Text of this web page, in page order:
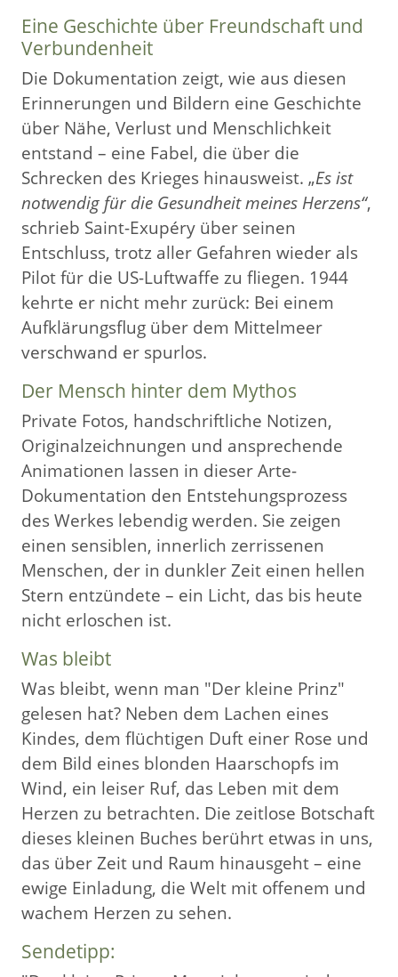
Eine Geschichte über Freundschaft und
Verbundenheit
Die Dokumentation zeigt, wie aus diesen
Erinnerungen und Bildern eine Geschichte
über Nähe, Verlust und Menschlichkeit
entstand – eine Fabel, die über die
Schrecken des Krieges hinausweist. „Es ist
notwendig für die Gesundheit meines Herzens“,
schrieb Saint-Exupéry über seinen
Entschluss, trotz aller Gefahren wieder als
Pilot für die US-Luftwaffe zu fliegen. 1944
kehrte er nicht mehr zurück: Bei einem
Aufklärungsflug über dem Mittelmeer
verschwand er spurlos.
Der Mensch hinter dem Mythos
Private Fotos, handschriftliche Notizen,
Originalzeichnungen und ansprechende
Animationen lassen in dieser Arte-
Dokumentation den Entstehungsprozess
des Werkes lebendig werden. Sie zeigen
einen sensiblen, innerlich zerrissenen
Menschen, der in dunkler Zeit einen hellen
Stern entzündete – ein Licht, das bis heute
nicht erloschen ist.
Was bleibt
Was bleibt, wenn man "Der kleine Prinz"
gelesen hat? Neben dem Lachen eines
Kindes, dem flüchtigen Duft einer Rose und
dem Bild eines blonden Haarschopfs im
Wind, ein leiser Ruf, das Leben mit dem
Herzen zu betrachten. Die zeitlose Botschaft
dieses kleinen Buches berührt etwas in uns,
das über Zeit und Raum hinausgeht – eine
ewige Einladung, die Welt mit offenem und
wachem Herzen zu sehen.
Sendetipp: